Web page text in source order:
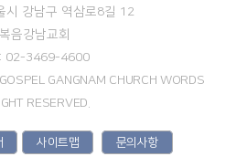
시 강남구 역삼로8길 12
음강남교회
02-3469-4600
GANGNAM CHURCH WORDS
RESERVED.
사이트맵 문의사항